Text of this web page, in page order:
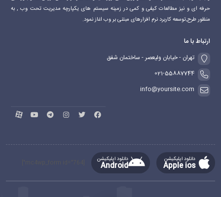
حرفه ای و نیز مطالعات کیفی و کمی در زمینه سیستم های یکپارچه مدیریت تحت وب , به
منظور طرح,توسعه کاربرد نرم افزارهای مبتنی بر وب اغاز نمود.
ارتباط با ما
تهران - خیابان ولیعصر - ساختمان شفق
021-55887744
info@yoursite.com
دانلود اپلیکیشن
Apple ios
دانلود اپلیکیشن
Android